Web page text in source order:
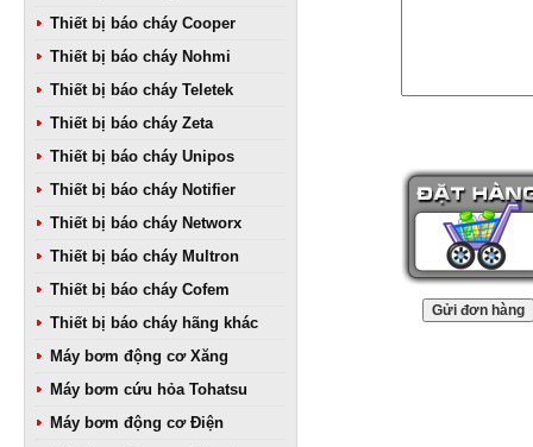
Thiết bị báo cháy Cooper
Thiết bị báo cháy Nohmi
Thiết bị báo cháy Teletek
Thiết bị báo cháy Zeta
Thiết bị báo cháy Unipos
Thiết bị báo cháy Notifier
Thiết bị báo cháy Networx
Thiết bị báo cháy Multron
Thiết bị báo cháy Cofem
Thiết bị báo cháy hãng khác
Máy bơm động cơ Xăng
Máy bơm cứu hỏa Tohatsu
Máy bơm động cơ Điện